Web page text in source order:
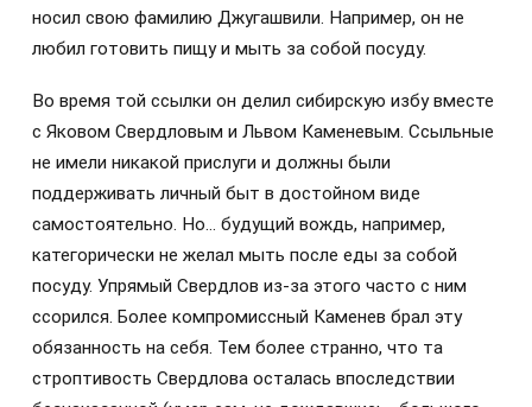
носил свою фамилию Джугашвили. Например, он не
любил готовить пищу и мыть за собой посуду.
Во время той ссылки он делил сибирскую избу вместе
с Яковом Свердловым и Львом Каменевым. Ссыльные
не имели никакой прислуги и должны были
поддерживать личный быт в достойном виде
самостоятельно. Но… будущий вождь, например,
категорически не желал мыть после еды за собой
посуду. Упрямый Свердлов из-за этого часто с ним
ссорился. Более компромиссный Каменев брал эту
обязанность на себя. Тем более странно, что та
строптивость Свердлова осталась впоследствии